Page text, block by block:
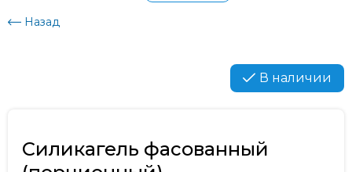
Назад
В наличии
Силикагель фасованный